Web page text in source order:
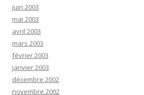
juin 2003
mai 2003
avril 2003
mars 2003
février 2003
janvier 2003
décembre 2002
novembre 2002